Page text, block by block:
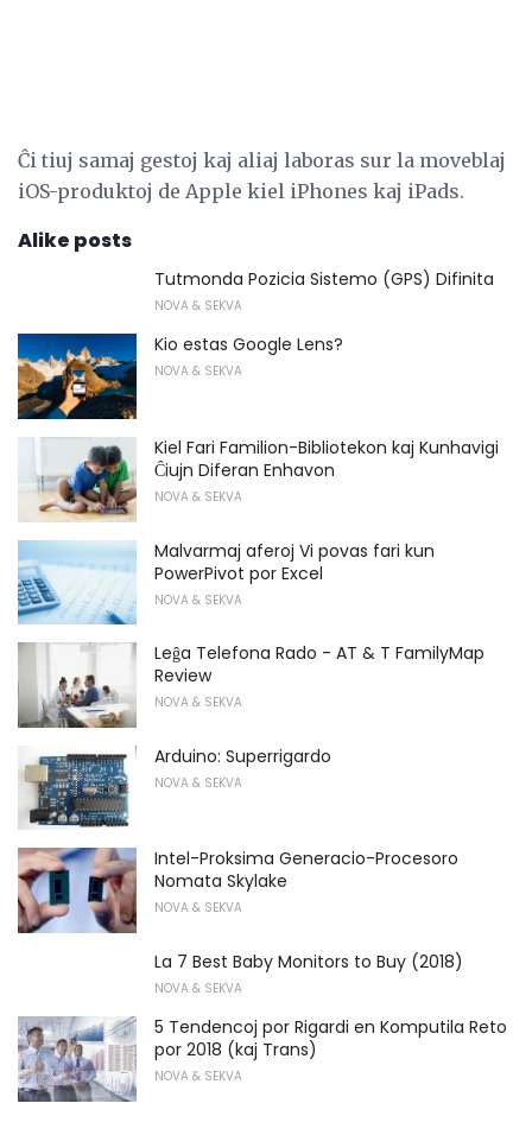
Ĉi tiuj samaj gestoj kaj aliaj laboras sur la moveblaj
iOS-produktoj de Apple kiel iPhones kaj iPads.
Alike posts
Tutmonda Pozicia Sistemo (GPS) Difinita
NOVA & SEKVA
Kio estas Google Lens?
NOVA & SEKVA
Kiel Fari Familion-Bibliotekon kaj Kunhavigi
Ĉiujn Diferan Enhavon
NOVA & SEKVA
Malvarmaj aferoj Vi povas fari kun
PowerPivot por Excel
NOVA & SEKVA
Leĝa Telefona Rado - AT & T FamilyMap
Review
NOVA & SEKVA
Arduino: Superrigardo
NOVA & SEKVA
Intel-Proksima Generacio-Procesoro
Nomata Skylake
NOVA & SEKVA
La 7 Best Baby Monitors to Buy (2018)
NOVA & SEKVA
5 Tendencoj por Rigardi en Komputila Reto
por 2018 (kaj Trans)
NOVA & SEKVA